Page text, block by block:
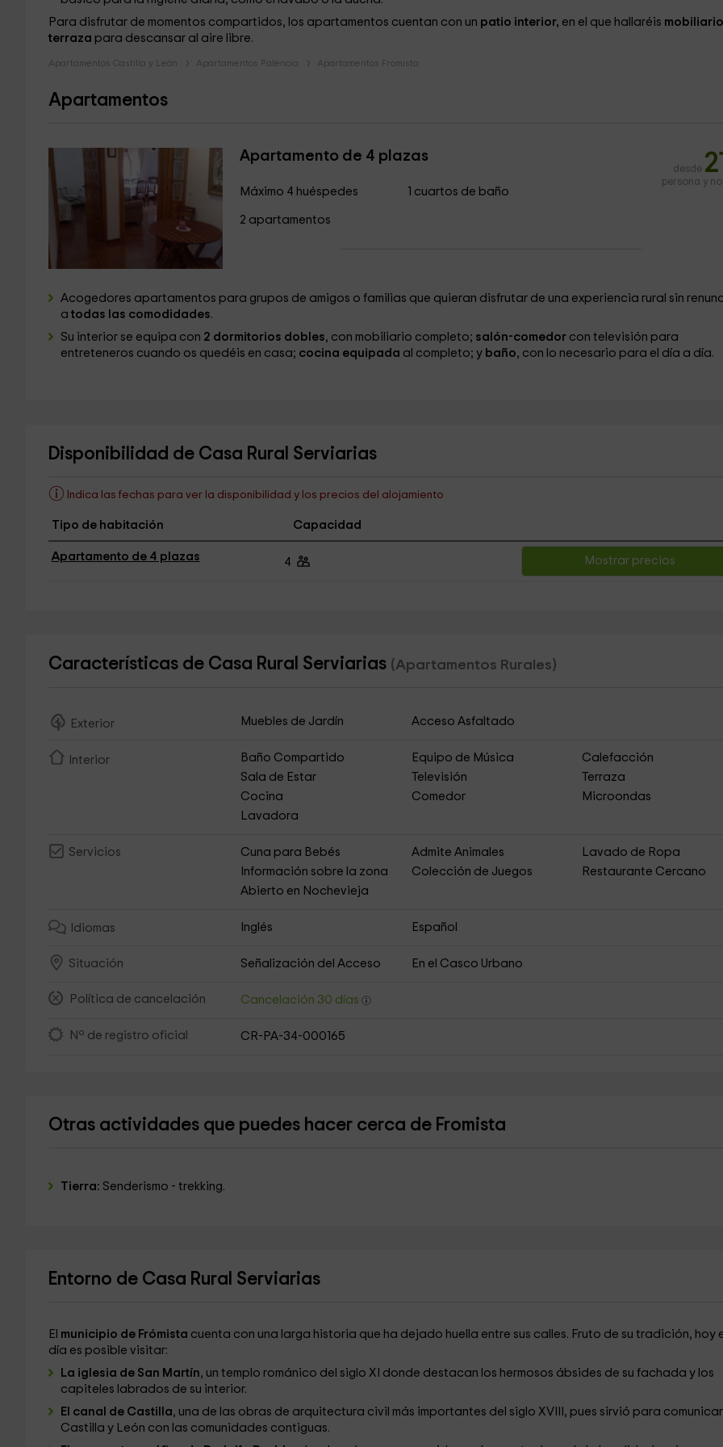
Para disfrutar de momentos compartidos, los apartamentos cuentan con un patio interior, en el que hallaréis
terraza para descansar al aire libre.
Apartamentos Castilla y León Apartamentos Palencia Apartamentos Fromista
Apartamentos
Apartamento de 4 plazas
Máximo 4 huéspedes
2 apartamentos
1 cuartos de baño
desde
persona y
Acogedores apartamentos para grupos de amigos o familias que quieran disfrutar de una experiencia rural sin
a todas las comodidades.
Su interior se equipa con 2 dormitorios dobles, con mobiliario completo; salón-comedor con televisión para
entreteneros cuando os quedéis en casa; cocina equipada al completo; ybaño, con lo necesario para el día a día.
Disponibilidad de Casa Rural Serviarias
Indica las fechas para ver la disponibilidad y los precios del alojamiento
Tipo de habitación Capacidad
Apartamento de 4 plazas 4 Mostrar precios
Características de Casa Rural Serviarias (Apartamentos Rurales)
Exterior Muebles de Jardín Acceso Asfaltado
Interior Baño Compartido Equipo de Música
Calefacción
Sala de Estar
Televisión
Terraza
Cocina
Comedor
Microondas
Lavadora
Servicios Cuna para Bebés Admite Animales
Lavado de Ropa
Información sobre la zona
Colección de Juegos
Restaurante Cercano
Abierto en Nochevieja
Idiomas Inglés Español
Situación Señalización del Acceso En el Casco Urbano
Política de cancelación Cancelación 30 días
Nº de registro oficial CR-PA-34-000165
Otras actividades que puedes hacer cerca de Fromista
Tierra: Senderismo - trekking.
Entorno de Casa Rural Serviarias
El municipio de Frómista cuenta con una larga historia que ha dejado huella entre sus calles. Fruto de su tradición, hoy
día es posible visitar:
La iglesia de San Martín, un templo románico del siglo XI donde destacan los hermosos ábsides de su fachada y los
capiteles labrados de su interior.
El canal de Castilla, una de las obras de arquitectura civil más importantes del siglo XVIII, pues sirvió para comunicar
Castilla y León con las comunidades contiguas.